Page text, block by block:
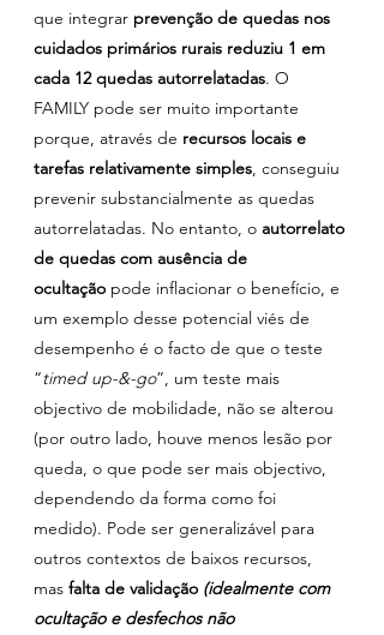
que integrar prevenção de quedas nos
cuidados primários rurais reduziu 1 em
cada 12 quedas autorrelatadas. O
FAMILY pode ser muito importante
porque, através de recursos locais e
tarefas relativamente simples, conseguiu
prevenir substancialmente as quedas
autorrelatadas. No entanto, o autorrelato
de quedas com ausência de
ocultação pode inflacionar o benefício, e
um exemplo desse potencial viés de
desempenho é o facto de que o teste
“timed up-&-go”, um teste mais
objectivo de mobilidade, não se alterou
(por outro lado, houve menos lesão por
queda, o que pode ser mais objectivo,
dependendo da forma como foi
medido). Pode ser generalizável para
outros contextos de baixos recursos,
mas falta de validação (idealmente com
ocultação e desfechos não